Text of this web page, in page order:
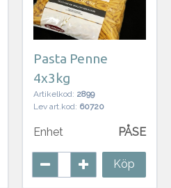
Pasta Penne
4x3kg
Artikelkod: 2899
Lev art.kod: 60720
Enhet PÅSE
Köp